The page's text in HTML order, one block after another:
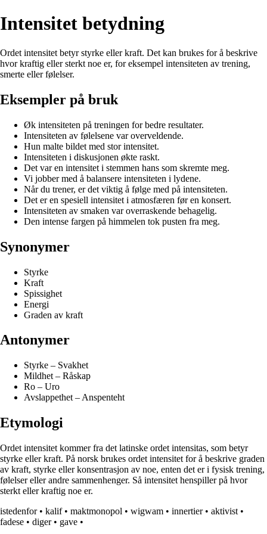
Intensitet betydning
Ordet intensitet betyr styrke eller kraft. Det kan brukes for å beskrive
hvor kraftig eller sterkt noe er, for eksempel intensiteten av trening,
smerte eller følelser.
Eksempler på bruk
Øk intensiteten på treningen for bedre resultater.
Intensiteten av følelsene var overveldende.
Hun malte bildet med stor intensitet.
Intensiteten i diskusjonen økte raskt.
Det var en intensitet i stemmen hans som skremte meg.
Vi jobber med å balansere intensiteten i lydene.
Når du trener, er det viktig å følge med på intensiteten.
Det er en spesiell intensitet i atmosfæren før en konsert.
Intensiteten av smaken var overraskende behagelig.
Den intense fargen på himmelen tok pusten fra meg.
Synonymer
Styrke
Kraft
Spissighet
Energi
Graden av kraft
Antonymer
Styrke – Svakhet
Mildhet – Råskap
Ro – Uro
Avslappethet – Anspenteht
Etymologi
Ordet intensitet kommer fra det latinske ordet intensitas, som betyr
styrke eller kraft. På norsk brukes ordet intensitet for å beskrive graden
av kraft, styrke eller konsentrasjon av noe, enten det er i fysisk trening,
følelser eller andre sammenhenger. Så intensitet henspiller på hvor
sterkt eller kraftig noe er.
istedenfor• kalif• maktmonopol • wigwam • innertier• aktivist •
fadese • diger• gave •